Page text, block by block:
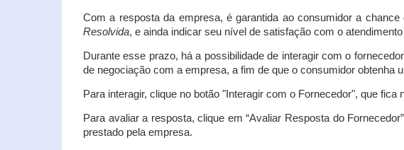
Com a resposta da empresa, é garantida ao consumidor a chance
Resolvida, e ainda indicar seu nível de satisfação com o
Durante esse prazo, há a possibilidade de interagir com o
de negociação com a empresa, a fim de que o consumidor obtenha
Para interagir, clique no botão "Interagir com o Fornecedor", que fica
Para avaliar a resposta, clique em “Avaliar Resposta do
prestado pela empresa.